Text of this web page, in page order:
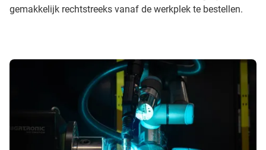
gemakkelijk rechtstreeks vanaf de werkplek te bestellen.